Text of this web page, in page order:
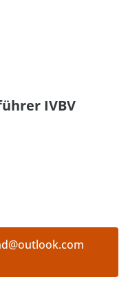
IVBV
utlook.com